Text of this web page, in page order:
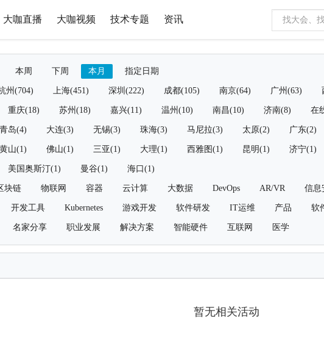
大咖直播 大咖视频 技术专题 资讯
本周 下周 本月 指定日期
州(704) 上海(451) 深圳(222) 成都(105) 南京(64) 广州(63)
重庆(18) 苏州(18) 嘉兴(11) 温州(10) 南昌(10) 济南(8) 在
青岛(4) 大连(3) 无锡(3) 珠海(3) 马尼拉(3) 太原(2) 广东(2)
黄山(1) 佛山(1) 三亚(1) 大理(1) 西雅图(1) 昆明(1) 济宁(1)
美国奥斯汀(1) 曼谷(1) 海口(1)
块链 物联网 容器 云计算 大数据 DevOps AR/VR 信息
开发工具 Kubernetes 游戏开发 软件研发 IT运维 产品 软
名家分享 职业发展 解决方案 智能硬件 互联网 医学
暂无相关活动